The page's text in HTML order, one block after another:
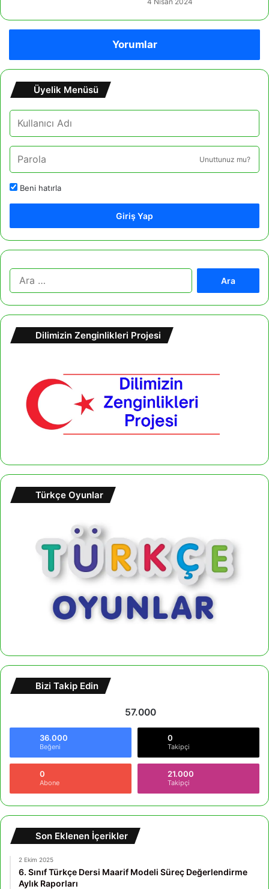
Yorumlar
Üyelik Menüsü
Unuttunuz mu?
Beni hatırla
Giriş Yap
Dilimizin Zenginlikleri Projesi
Türkçe Oyunlar
Bizi Takip Edin
57.000
36.000
Beğeni
0
Takipçi
0
Abone
21.000
Takipçi
Son Eklenen İçerikler
2 Ekim 2025
6. Sınıf Türkçe Dersi Maarif Modeli Süreç Değerlendirme
Aylık Raporları